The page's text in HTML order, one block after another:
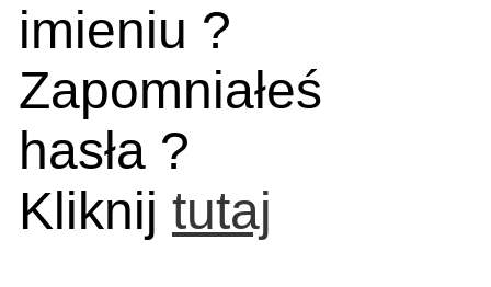
imieniu ?
Zapomniałeś
hasła ?
Kliknij tutaj